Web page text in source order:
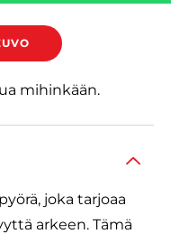
mihinkään.
joka tarjoaa
arkeen. Tämä